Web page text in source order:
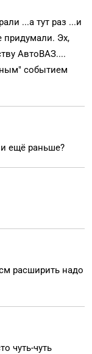
...а тут раз ...и
придумали. Эх,
АвтоВАЗ....
событием
ещё раньше?
расширить надо
чуть-чуть